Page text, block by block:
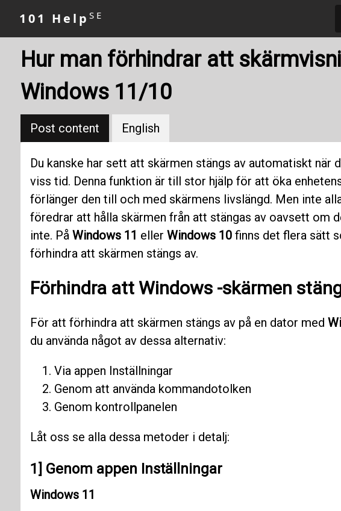
101 Help SE
Hur man förhindrar att
Windows 11/10
Post content English
Du kanske har sett att skärmen stängs av automatiskt när
viss tid. Denna funktion är till stor hjälp för att öka
förlänger den till och med skärmens livslängd. Men inte
föredrar att hålla skärmen från att stängas av oavsett om
inte. På Windows 11 eller Windows 10finns det flera sätt
förhindra att skärmen stängs av.
Förhindra att Windows-skärmen
För att förhindra att skärmen stängs av på en dator med
du använda något av dessa alternativ:
Via appen Inställningar
Genom att använda kommandotolken
Genom kontrollpanelen
Låt oss se alla dessa metoder i detalj:
1] Genom appen Inställningar
Windows 11